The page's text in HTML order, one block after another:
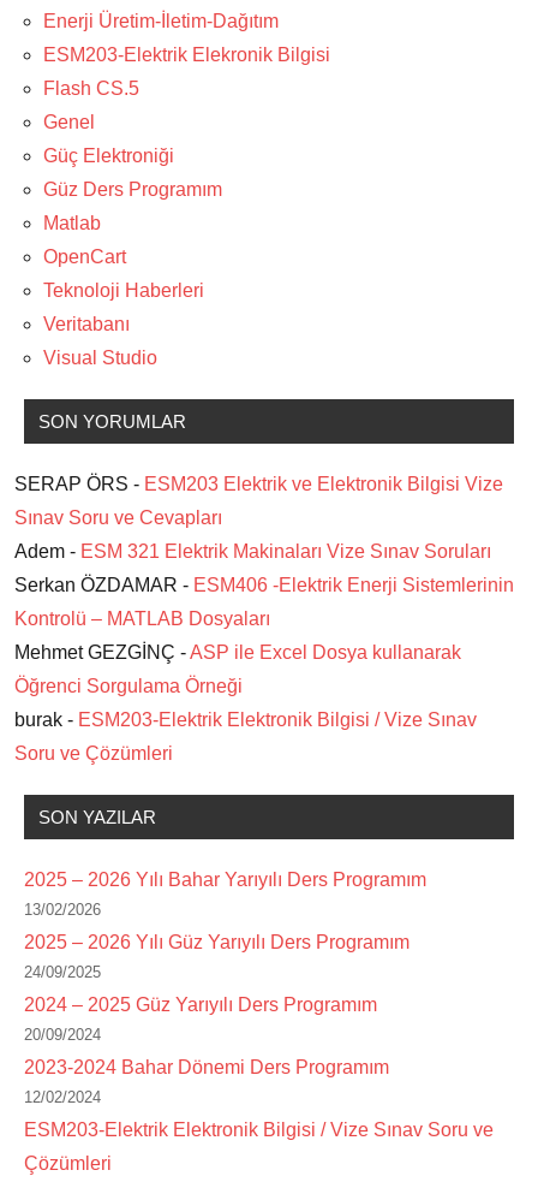
Enerji Üretim-İletim-Dağıtım
ESM203-Elektrik Elekronik Bilgisi
Flash CS.5
Genel
Güç Elektroniği
Güz Ders Programım
Matlab
OpenCart
Teknoloji Haberleri
Veritabanı
Visual Studio
SON YORUMLAR
SERAP ÖRS - ESM203 Elektrik ve Elektronik Bilgisi Vize
Sınav Soru ve Cevapları
Adem - ESM 321 Elektrik Makinaları Vize Sınav Soruları
Serkan ÖZDAMAR - ESM406 -Elektrik Enerji Sistemlerinin
Kontrolü – MATLAB Dosyaları
Mehmet GEZGİNÇ -ASP ile Excel Dosya kullanarak
Öğrenci Sorgulama Örneği
burak - ESM203-Elektrik Elektronik Bilgisi / Vize Sınav
Soru ve Çözümleri
SON YAZILAR
2025 – 2026 Yılı Bahar Yarıyılı Ders Programım
13/02/2026
2025 – 2026 Yılı Güz Yarıyılı Ders Programım
24/09/2025
2024 – 2025 Güz Yarıyılı Ders Programım
20/09/2024
2023-2024 Bahar Dönemi Ders Programım
12/02/2024
ESM203-Elektrik Elektronik Bilgisi / Vize Sınav Soru ve
Çözümleri